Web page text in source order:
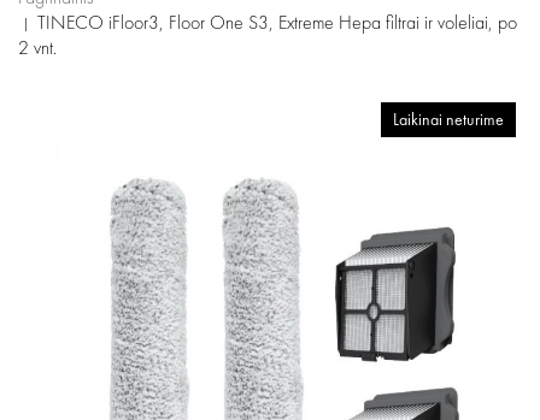
TINECO iFloor3, Floor One S3, Extreme Hepa filtrai ir voleliai, po
2 vnt.
Laikinai neturime